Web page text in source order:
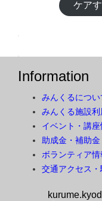
ケア
Information
みんくるについ
みんくる施設利
イベント・講座
助成金・補助金
ボランティア情
交通アクセス